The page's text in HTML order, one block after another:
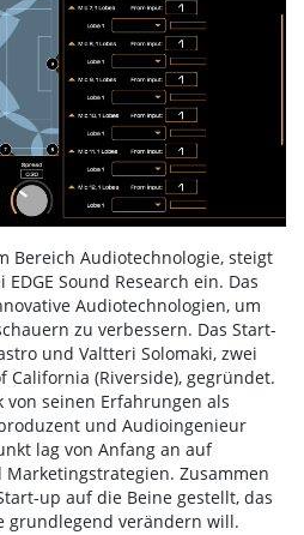
Bereich Audiotechnologie, steigt
Sound Research ein. Das
Audiotechnologien, um
zu verbessern. Das Start-
und Valtteri Solomaki, zwei
(Riverside), gegründet.
seinen Erfahrungen als
und Audioingenieur
lag von Anfang an auf
Zusammen
up auf die Beine gestellt, das
verändern will.